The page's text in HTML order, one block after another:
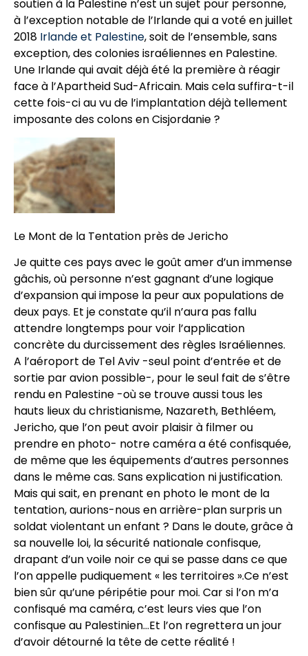
soutien à la Palestine n’est un sujet pour personne,
à l’exception notable de l’Irlande qui a voté en juillet
2018 Irlande et Palestine, soit de l’ensemble, sans
exception, des colonies israéliennes en Palestine.
Une Irlande qui avait déjà été la première à réagir
face à l’Apartheid Sud-Africain. Mais cela suffira-t-il
cette fois-ci au vu de l’implantation déjà tellement
imposante des colons en Cisjordanie ?
Le Mont de la Tentation près de Jericho
Je quitte ces pays avec le goût amer d’un immense
gâchis, où personne n’est gagnant d’une logique
d’expansion qui impose la peur aux populations de
deux pays. Et je constate qu’il n’aura pas fallu
attendre longtemps pour voir l’application
concrète du durcissement des règles Israéliennes.
A l’aéroport de Tel Aviv -seul point d’entrée et de
sortie par avion possible-, pour le seul fait de s’être
rendu en Palestine -où se trouve aussi tous les
hauts lieux du christianisme, Nazareth, Bethléem,
Jericho, que l’on peut avoir plaisir à filmer ou
prendre en photo- notre caméra a été confisquée,
de même que les équipements d’autres personnes
dans le même cas. Sans explication ni justification.
Mais qui sait, en prenant en photo le mont de la
tentation, aurions-nous en arrière-plan surpris un
soldat violentant un enfant ? Dans le doute, grâce à
sa nouvelle loi, la sécurité nationale confisque,
drapant d’un voile noir ce qui se passe dans ce que
l’on appelle pudiquement « les territoires ».Ce n’est
bien sûr qu’une péripétie pour moi. Car si l’on m’a
confisqué ma caméra, c’est leurs vies que l’on
confisque au Palestinien…Et l’on regrettera un jour
d’avoir détourné la tête de cette réalité !